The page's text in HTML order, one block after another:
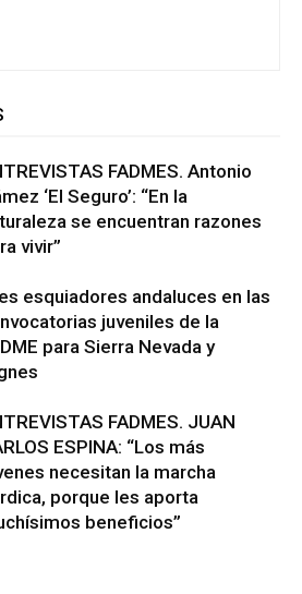
FADMES. Antonio
‘El Seguro’: “En la
se encuentran razones
vivir”
esquiadores andaluces en las
juveniles de la
para Sierra Nevada y
FADMES. JUAN
ESPINA: “Los más
necesitan la marcha
porque les aporta
beneficios”